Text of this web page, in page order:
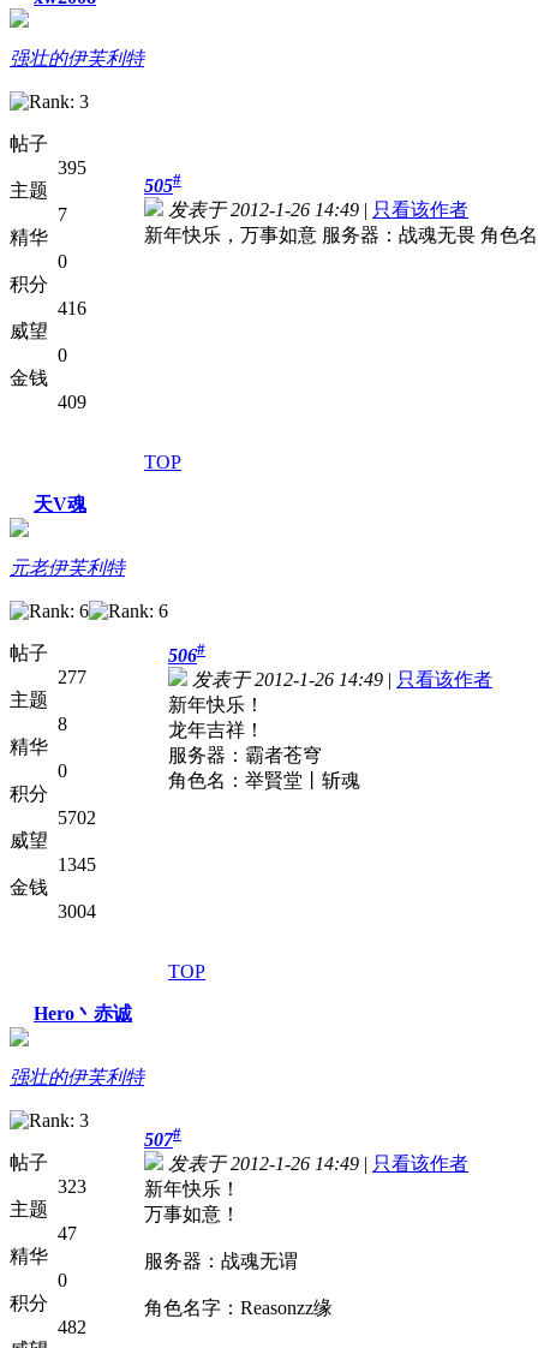
强壮的伊芙利特
帖子
395
主题
7
精华
0
积分
416
威望
0
金钱
409
505#
发表于 2012-1-26 14:49 | 只看该作者
新年快乐，万事如意 服务器：战魂无畏 角色
TOP
天V魂
元老伊芙利特
帖子
277
主题
8
精华
0
积分
5702
威望
1345
金钱
3004
506#
发表于 2012-1-26 14:49 | 只看该作者
新年快乐！
龙年吉祥！
服务器：霸者苍穹
角色名：举賢堂丨斩魂
TOP
Hero丶赤诚
强壮的伊芙利特
帖子
323
主题
47
精华
0
积分
482
507#
发表于 2012-1-26 14:49 | 只看该作者
新年快乐！
万事如意！
服务器：战魂无谓
角色名字：Reasonzz缘